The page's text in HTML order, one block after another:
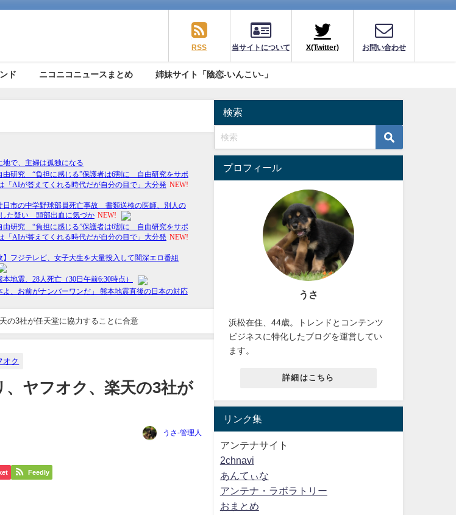
RSS 当サイトについて X(Twitter) お問い合わせ
ド ニコニコニュースまとめ 姉妹サイト「陰恋-いんこい-」
の3社が任天堂に協力することに合意
オク
ヤフオク、楽天の3社が
うさ-管理人
Feedly
検索
プロフィール
うさ
浜松在住、44歳。トレンドとコンテンツ
ビジネスに特化したブログを運営してい
ます。
詳細はこちら
リンク集
アンテナサイト
2chnavi
あんてぃな
アンテナ・ラボラトリー
おまとめ